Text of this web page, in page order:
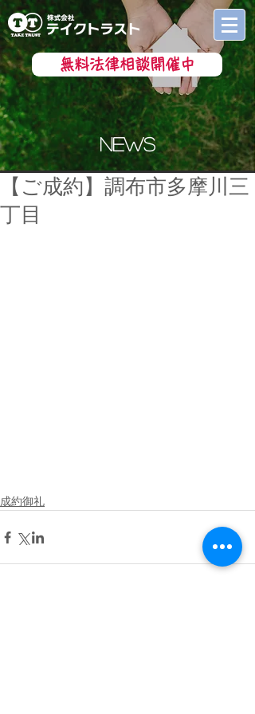
無料法律相談開催中
news
【ご成約】調布市多摩川三
丁目
成約御礼